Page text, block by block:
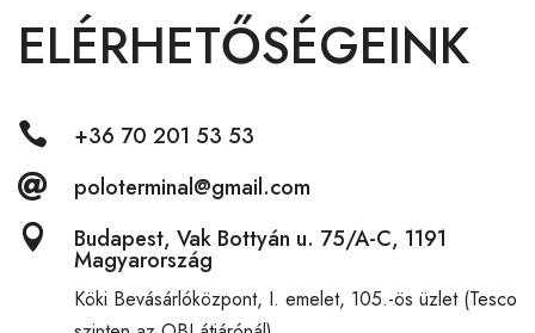
ELÉRHETŐSÉGEINK
 +36 70 201 53 53
 poloterminal@gmail.com
 Budapest, Vak Bottyán u. 75/A-C, 1191
Magyarország
Köki Bevásárlóközpont, I. emelet, 105.-ös üzlet (Tesco